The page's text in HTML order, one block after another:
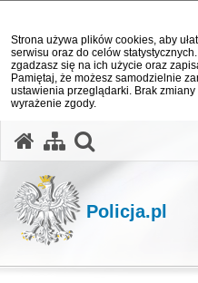
Strona używa plików cookies, aby
serwisu oraz do celów
zgadzasz się na ich użycie oraz
Pamiętaj, że możesz samodzielnie
ustawienia przeglądarki. Brak
wyrażenie zgody.
Policja.pl